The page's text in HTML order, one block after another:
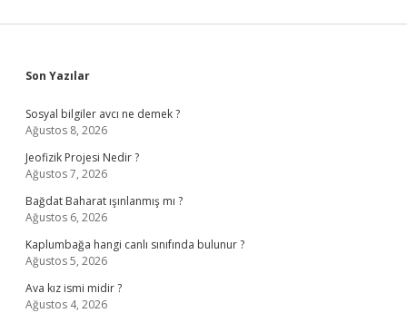
Sidebar
Son Yazılar
Sosyal bilgiler avcı ne demek ?
Ağustos 8, 2026
Jeofizik Projesi Nedir ?
Ağustos 7, 2026
Bağdat Baharat ışınlanmış mı ?
Ağustos 6, 2026
Kaplumbağa hangi canlı sınıfında bulunur ?
Ağustos 5, 2026
Ava kız ismi midir ?
Ağustos 4, 2026